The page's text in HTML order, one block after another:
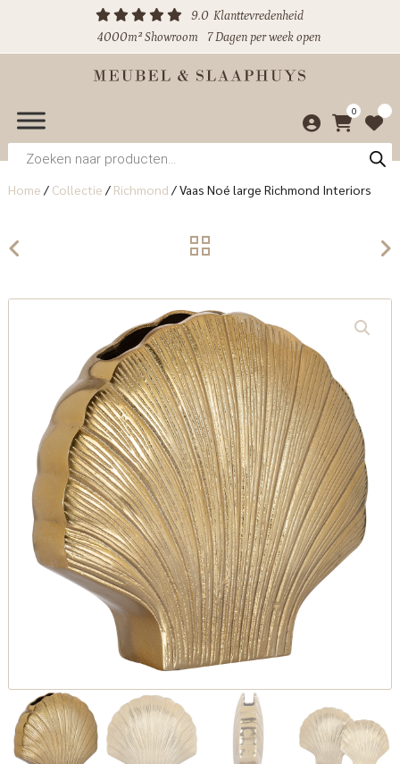
9.0 Klanttevredenheid
4000m² Showroom
7 Dagen per week open
0
Producten
zoeken
Home / Collectie / Richmond /Vaas Noé large Richmond Interiors